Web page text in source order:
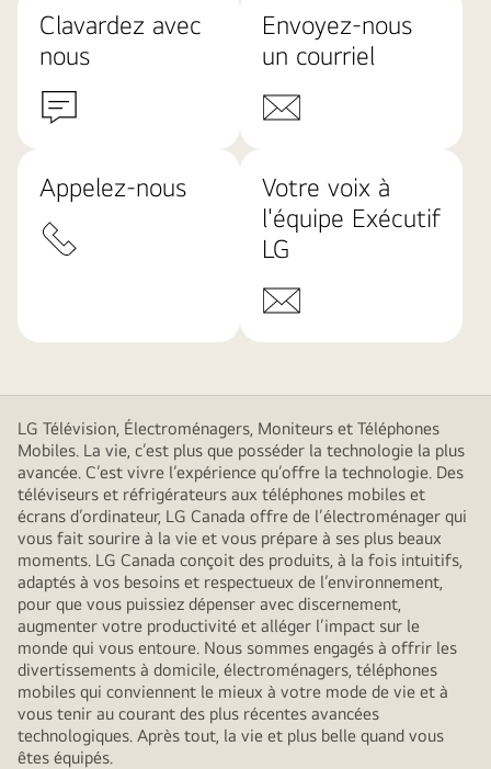
Clavardez avec
nous
Envoyez-nous
un courriel
Appelez-nous
Votre voix à
l'équipe Exécutif
LG
LG Télévision, Électroménagers, Moniteurs et Téléphones
Mobiles. La vie, c’est plus que posséder la technologie la plus
avancée. C’est vivre l’expérience qu’offre la technologie. Des
téléviseurs et réfrigérateurs aux téléphones mobiles et
écrans d’ordinateur, LG Canada offre de l’électroménager qui
vous fait sourire à la vie et vous prépare à ses plus beaux
moments. LG Canada conçoit des produits, à la fois intuitifs,
adaptés à vos besoins et respectueux de l’environnement,
pour que vous puissiez dépenser avec discernement,
augmenter votre productivité et alléger l’impact sur le
monde qui vous entoure. Nous sommes engagés à offrir les
divertissements à domicile, électroménagers, téléphones
mobiles qui conviennent le mieux à votre mode de vie et à
vous tenir au courant des plus récentes avancées
technologiques. Après tout, la vie et plus belle quand vous
êtes équipés.